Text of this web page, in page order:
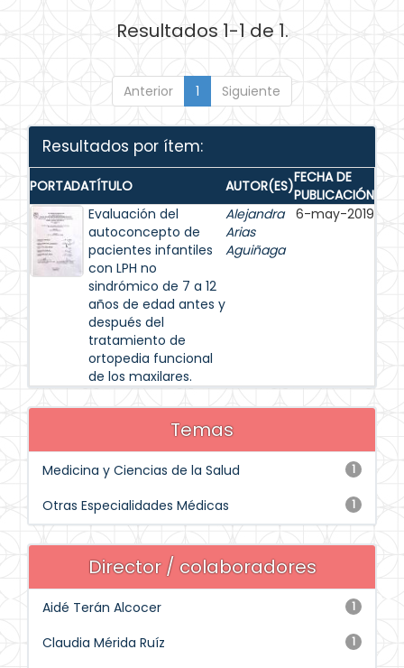
Resultados 1-1 de 1.
Anterior 1 Siguiente
Resultados por ítem:
PORTADATÍTULO AUTOR(ES)FECHA DE
PUBLICACIÓN
Evaluación del
autoconcepto de
pacientes infantiles
con LPH no
sindrómico de 7 a 12
años de edad antes y
después del
tratamiento de
ortopedia funcional
de los maxilares.
Alejandra
Arias
Aguiñaga
6-may-2019
Temas
1
Medicina y Ciencias de la Salud
1
Otras Especialidades Médicas
Director / colaboradores
1
Aidé Terán Alcocer
1
Claudia Mérida Ruíz